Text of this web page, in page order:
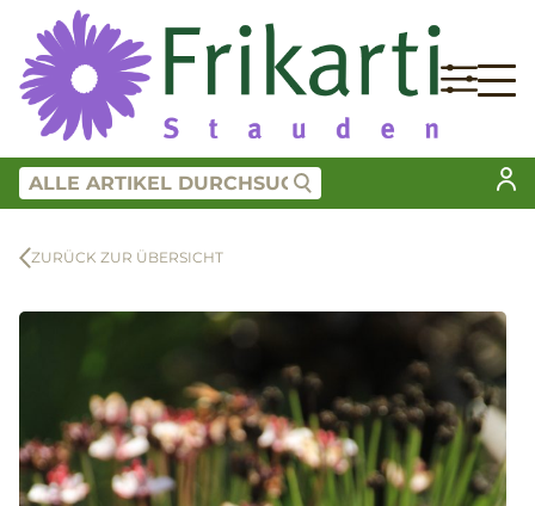
ZURÜCK ZUR ÜBERSICHT